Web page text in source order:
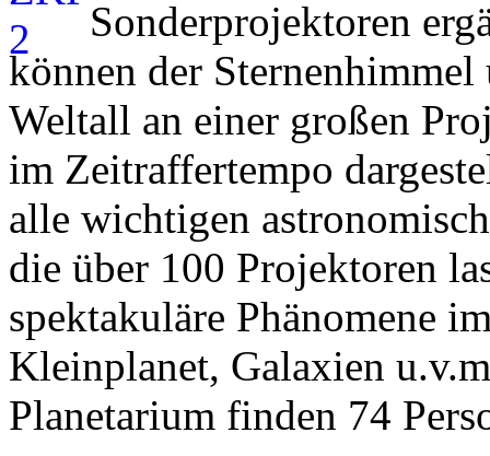
Sonderprojektoren
können der
Weltall an einer großen
im Zeitraffertempo
alle wichtigen
die über 100 Projektoren
spektakuläre Phänomene
Kleinplanet, Galaxien
Planetarium finden 74